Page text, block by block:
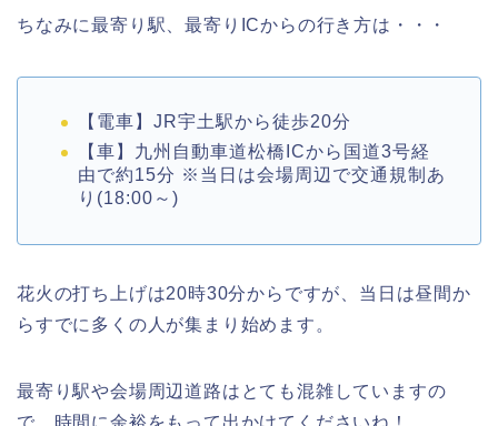
ちなみに最寄り駅、最寄りICからの行き方は・・・
【電車】JR宇土駅から徒歩20分
【車】九州自動車道松橋ICから国道3号経
由で約15分 ※当日は会場周辺で交通規制あ
り(18:00～)
花火の打ち上げは20時30分からですが、当日は昼間か
らすでに多くの人が集まり始めます。
最寄り駅や会場周辺道路はとても混雑していますの
で、時間に余裕をもって出かけてくださいね！